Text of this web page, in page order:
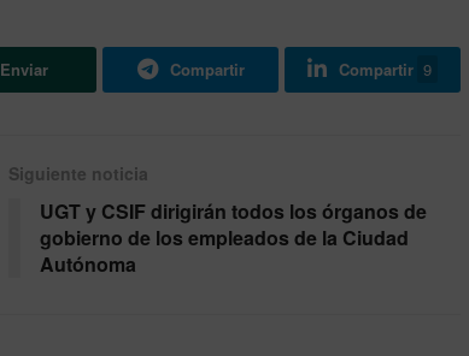
Enviar Compartir Compartir 9
Siguiente noticia
UGT y CSIF dirigirán todos los órganos de
gobierno de los empleados de la Ciudad
Autónoma